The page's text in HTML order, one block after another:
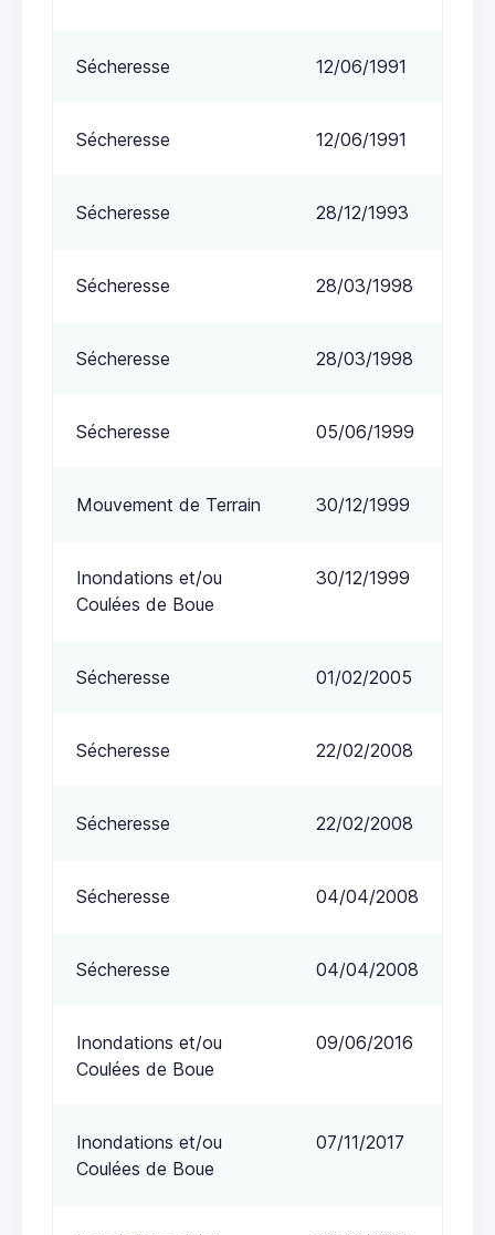
Sécheresse 12/06/1991
Sécheresse 12/06/1991
Sécheresse 28/12/1993
Sécheresse 28/03/1998
Sécheresse 28/03/1998
Sécheresse 05/06/1999
Mouvement de Terrain 30/12/1999
Inondations et/ou
Coulées de Boue
30/12/1999
Sécheresse 01/02/2005
Sécheresse 22/02/2008
Sécheresse 22/02/2008
Sécheresse 04/04/2008
Sécheresse 04/04/2008
Inondations et/ou
Coulées de Boue
09/06/2016
Inondations et/ou
Coulées de Boue
07/11/2017